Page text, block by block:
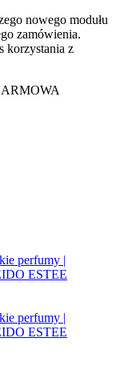
nowego modułu
zamówienia.
korzystania z